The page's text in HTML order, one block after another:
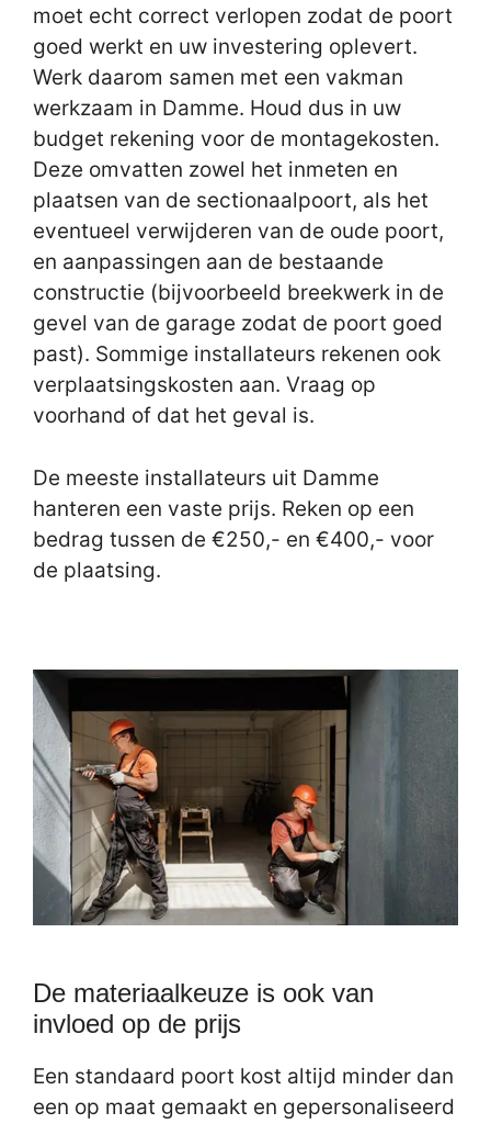
moet echt correct verlopen zodat de poort
goed werkt en uw investering oplevert.
Werk daarom samen met een vakman
werkzaam in Damme. Houd dus in uw
budget rekening voor de montagekosten.
Deze omvatten zowel het inmeten en
plaatsen van de sectionaalpoort, als het
eventueel verwijderen van de oude poort,
en aanpassingen aan de bestaande
constructie (bijvoorbeeld breekwerk in de
gevel van de garage zodat de poort goed
past). Sommige installateurs rekenen ook
verplaatsingskosten aan. Vraag op
voorhand of dat het geval is.
De meeste installateurs uit Damme
hanteren een vaste prijs. Reken op een
bedrag tussen de €250,- en €400,- voor
de plaatsing.
De materiaalkeuze is ook van
invloed op de prijs
Een standaard poort kost altijd minder dan
een op maat gemaakt en gepersonaliseerd